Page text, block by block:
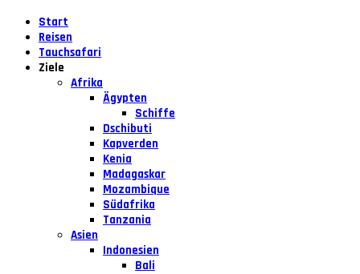
Start
Reisen
Tauchsafari
Ziele
Afrika
Ägypten
Schiffe
Dschibuti
Kapverden
Kenia
Madagaskar
Mozambique
Südafrika
Tanzania
Asien
Indonesien
Bali